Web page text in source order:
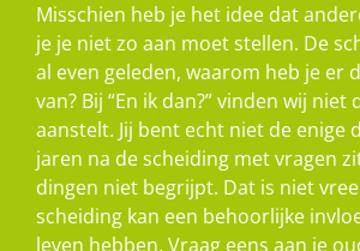
Misschien heb je het idee dat
je je niet zo aan moet stellen. De
al even geleden, waarom heb je er
van? Bij “En ik dan?” vinden wij niet
aanstelt. Jij bent echt niet de enige
jaren na de scheiding met vragen
dingen niet begrijpt. Dat is niet
scheiding kan een behoorlijke
leven hebben. Vraag eens aan je